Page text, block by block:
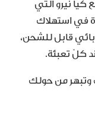
كيا نيرو التي
في استهلاك
قابل للشحن،
كلّ تعبئة.
وتبهر من حولك